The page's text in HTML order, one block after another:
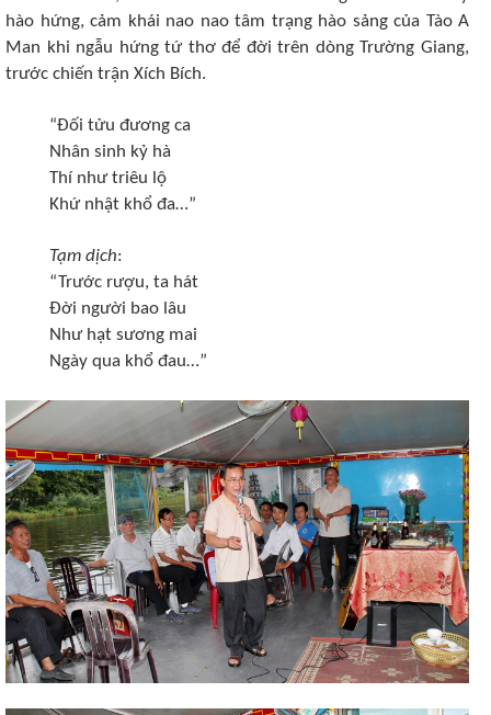
hào hứng, cảm khái nao nao tâm trạng hào sảng của Tào A
Man khi ngẫu hứng tứ thơ để đời trên dòng Trường Giang,
trước chiến trận Xích Bích.
“Đối tửu đương ca
Nhân sinh kỷ hà
Thí như triêu lộ
Khứ nhật khổ đa…”
Tạm dịch:
“Trước rượu, ta hát
Đời người bao lâu
Như hạt sương mai
Ngày qua khổ đau…”